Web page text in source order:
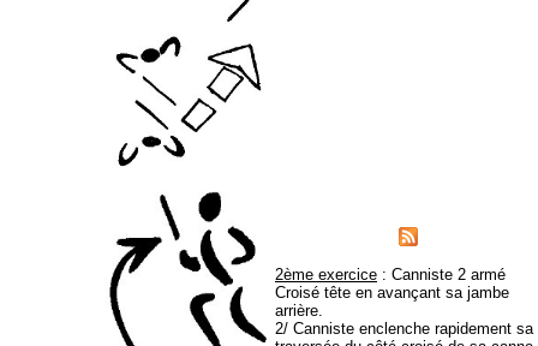
2ème exercice : Canniste 2 armé
Croisé tête en avançant sa jambe
arrière.
2/ Canniste enclenche rapidement sa